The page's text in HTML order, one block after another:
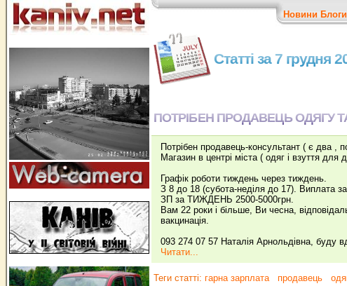
Новини Блоги
Статті за 7 грудня
ПОТРІБЕН ПРОДАВЕЦЬ ОДЯГУ
Потрібен продавець-консультант ( є два ,
Магазин в центрі міста ( одяг і взуття для
Графік роботи тиждень через тиждень.
З 8 до 18 (субота-неділя до 17). Виплата
ЗП за ТИЖДЕНЬ 2500-5000грн.
Вам 22 роки і більше, Ви чесна,
вакцинація.
093 274 07 57 Наталія Арнольдівна, буду
Читати...
Теги статті: гарна зарплата продавець